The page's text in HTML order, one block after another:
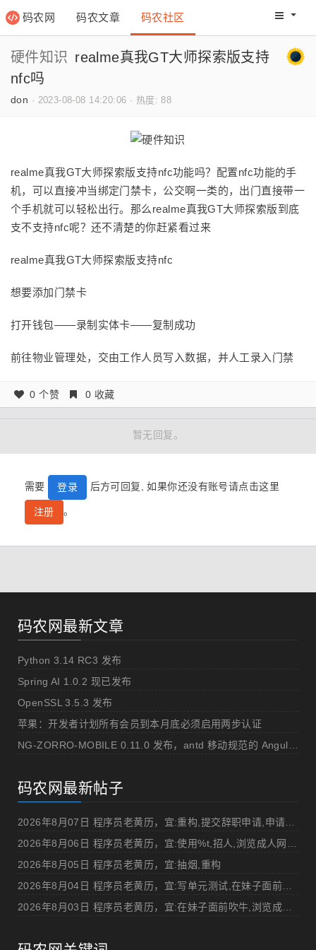
码农网 码农文章 码农社区 码农网
硬件知识 realme真我GT大师探索版支持
nfc吗
don · 2023-08-08 14:20:06 · 热度: 88
realme真我GT大师探索版支持nfc功能吗？配置nfc功能的手
机，可以直接冲当绑定门禁卡，公交啊一类的，出门直接带一
个手机就可以轻松出行。那么realme真我GT大师探索版到底
支不支持nfc呢？还不清楚的你赶紧看过来
realme真我GT大师探索版支持nfc
想要添加门禁卡
打开钱包——录制实体卡——复制成功
前往物业管理处，交由工作人员写入数据，并人工录入门禁
0 个赞 0 收藏
暂无回复。
需要 登录 后方可回复, 如果你还没有账号请点击这里
注册 。
码农网最新文章
Python 3.14 RC3 发布
Spring AI 1.0.2 现已发布
OpenSSL 3.5.3 发布
苹果：开发者计划所有会员到本月底必须启用两步认证
码农网最新帖子
2026年8月05日 程序员老黄历，宜:抽烟,重构